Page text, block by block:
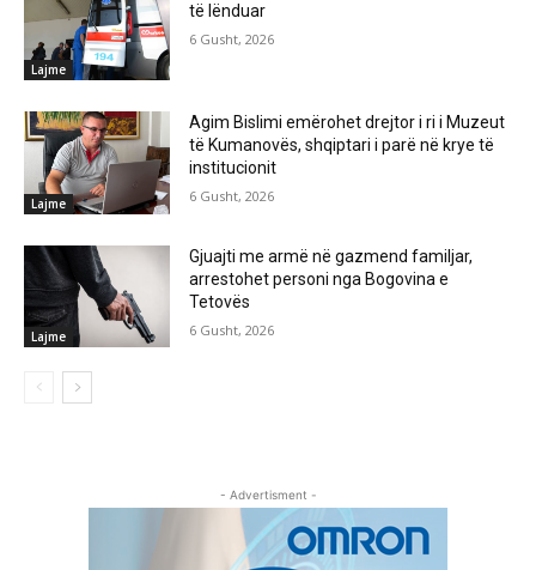
Lajme
të lënduar
6 Gusht, 2026
Lajme
Agim Bislimi emërohet drejtor i ri i Muzeut
të Kumanovës, shqiptari i parë në krye të
institucionit
6 Gusht, 2026
Lajme
Gjuajti me armë në gazmend familjar,
arrestohet personi nga Bogovina e
Tetovës
6 Gusht, 2026
- Advertisment -